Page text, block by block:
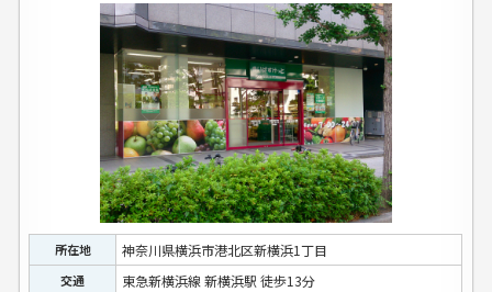
所在地 神奈川県横浜市港北区新横浜1丁目
交通 東急新横浜線 新横浜駅 徒歩13分